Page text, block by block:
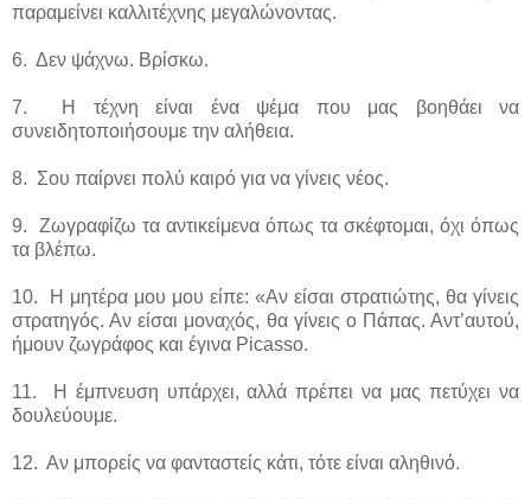
παραμείνει καλλιτέχνης μεγαλώνοντας.
6. Δεν ψάχνω. Βρίσκω.
7. Η τέχνη είναι ένα ψέμα που μας βοηθάει να
συνειδητοποιήσουμε την αλήθεια.
8. Σου παίρνει πολύ καιρό για να γίνεις νέος.
9. Ζωγραφίζω τα αντικείμενα όπως τα σκέφτομαι, όχι όπως
τα βλέπω.
10. Η μητέρα μου μου είπε: «Αν είσαι στρατιώτης, θα γίνεις
στρατηγός. Αν είσαι μοναχός, θα γίνεις ο Πάπας. Αντ’αυτού,
ήμουν ζωγράφος και έγινα Picasso.
11. Η έμπνευση υπάρχει, αλλά πρέπει να μας πετύχει να
δουλεύουμε.
12. Αν μπορείς να φανταστείς κάτι, τότε είναι αληθινό.